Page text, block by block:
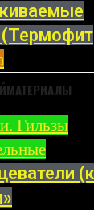
Гильзы